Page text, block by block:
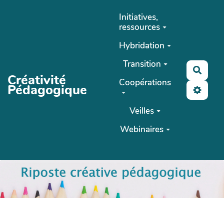
Créativité
Pédagogique
Initiatives,
ressources
Hybridation
Transition
Coopérations
Veilles
Webinaires